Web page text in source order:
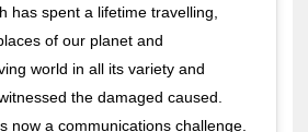
has spent a lifetime travelling,
of our planet and
world in all its variety and
the damaged caused.
now a communications challenge.